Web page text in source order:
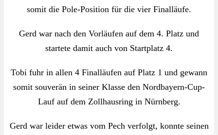
somit die Pole-Position für die vier Finalläufe.
Gerd war nach den Vorläufen auf dem 4. Platz und
startete damit auch von Startplatz 4.
Tobi fuhr in allen 4 Finalläufen auf Platz 1 und gewann
somit souverän in seiner Klasse den Nordbayern-Cup-
Lauf auf dem Zollhausring in Nürnberg.
Gerd war leider etwas vom Pech verfolgt, konnte seinen